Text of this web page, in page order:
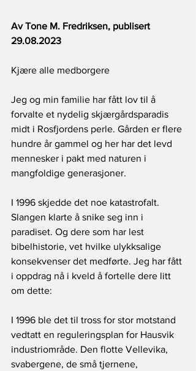
Av Tone M. Fredriksen, publisert
29.08.2023
Kjære alle medborgere
Jeg og min familie har fått lov til å
forvalte et nydelig skjærgårdsparadis
midt i Rosfjordens perle. Gården er flere
hundre år gammel og her har det levd
mennesker i pakt med naturen i
mangfoldige generasjoner.
I 1996 skjedde det noe katastrofalt.
Slangen klarte å snike seg inn i
paradiset. Og dere som har lest
bibelhistorie, vet hvilke ulykksalige
konsekvenser det medførte. Jeg har fått
i oppdrag nå i kveld å fortelle dere litt
om dette:
I 1996 ble det til tross for stor motstand
vedtatt en reguleringsplan for Hausvik
industriområde. Den flotte Vellevika,
svabergene, de små tjernene,